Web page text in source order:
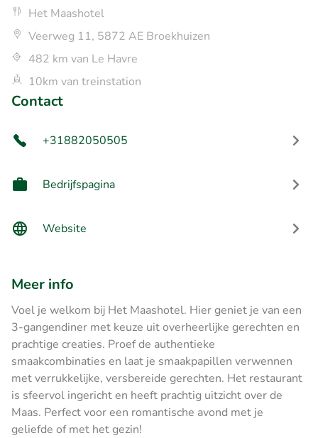
Het Maashotel
Veerweg 11, 5872 AE Broekhuizen
482 km van Le Havre
10km van treinstation
Contact
+31882050505
Bedrijfspagina
Website
Meer info
Voel je welkom bij Het Maashotel. Hier geniet je van een
3-gangendiner met keuze uit overheerlijke gerechten en
prachtige creaties. Proef de authentieke
smaakcombinaties en laat je smaakpapillen verwennen
met verrukkelijke, versbereide gerechten. Het restaurant
is sfeervol ingericht en heeft prachtig uitzicht over de
Maas. Perfect voor een romantische avond met je
geliefde of met het gezin!